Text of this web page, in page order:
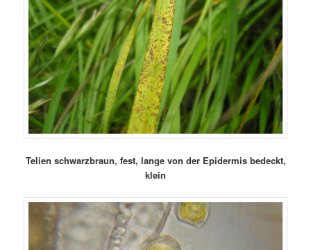
Telien schwarzbraun, fest, lange von der Epidermis bedeckt,
klein